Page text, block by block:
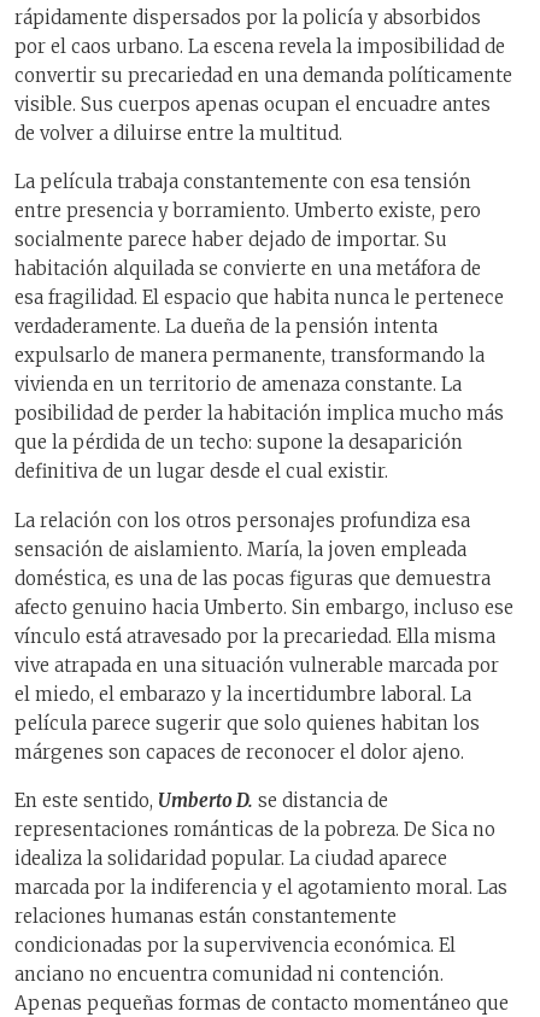
rápidamente dispersados por la policía y absorbidos
por el caos urbano. La escena revela la imposibilidad de
convertir su precariedad en una demanda políticamente
visible. Sus cuerpos apenas ocupan el encuadre antes
de volver a diluirse entre la multitud.
La película trabaja constantemente con esa tensión
entre presencia y borramiento. Umberto existe, pero
socialmente parece haber dejado de importar. Su
habitación alquilada se convierte en una metáfora de
esa fragilidad. El espacio que habita nunca le pertenece
verdaderamente. La dueña de la pensión intenta
expulsarlo de manera permanente, transformando la
vivienda en un territorio de amenaza constante. La
posibilidad de perder la habitación implica mucho más
que la pérdida de un techo: supone la desaparición
definitiva de un lugar desde el cual existir.
La relación con los otros personajes profundiza esa
sensación de aislamiento. María, la joven empleada
doméstica, es una de las pocas figuras que demuestra
afecto genuino hacia Umberto. Sin embargo, incluso ese
vínculo está atravesado por la precariedad. Ella misma
vive atrapada en una situación vulnerable marcada por
el miedo, el embarazo y la incertidumbre laboral. La
película parece sugerir que solo quienes habitan los
márgenes son capaces de reconocer el dolor ajeno.
En este sentido, Umberto D. se distancia de
representaciones románticas de la pobreza. De Sica no
idealiza la solidaridad popular. La ciudad aparece
marcada por la indiferencia y el agotamiento moral. Las
relaciones humanas están constantemente
condicionadas por la supervivencia económica. El
anciano no encuentra comunidad ni contención.
Apenas pequeñas formas de contacto momentáneo que